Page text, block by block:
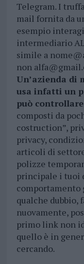
Telegram. I
mail fornita da
esempio
intermediario
simile a
non
Un’azienda di
usa infatti un
può
composti da
costruction”,
privacy,
articoli di
polizze
principale i tuoi
comportamento
qualche dubbio,
nuovamente,
primo link non
quello è in
cercando.